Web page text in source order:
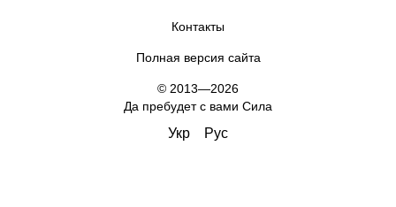
Контакты
Полная версия сайта
© 2013—2026
Да пребудет с вами Сила
Укр Рус